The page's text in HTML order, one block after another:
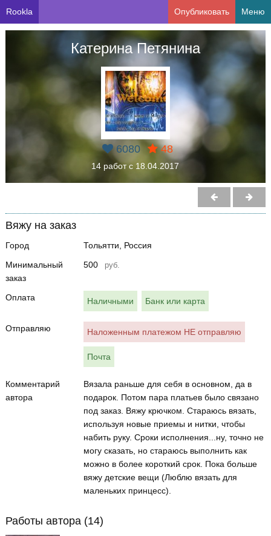
Rookla Опубликовать Меню
Катерина Петянина
6080 48
14 работ с 18.04.2017
Вяжу на заказ
Город
Тольятти, Россия
Минимальный
заказ
500 руб.
Оплата Наличными Банк или карта
Отправляю Наложенным платежом НЕ отправляю
Почта
Комментарий
автора
Вязала раньше для себя в основном, да в
подарок. Потом пара платьев было связано
под заказ. Вяжу крючком. Стараюсь вязать,
используя новые приемы и нитки, чтобы
набить руку. Сроки исполнения...ну, точно не
могу сказать, но стараюсь выполнить как
можно в более короткий срок. Пока больше
вяжу детские вещи (Люблю вязать для
маленьких принцесс).
Работы автора (14)